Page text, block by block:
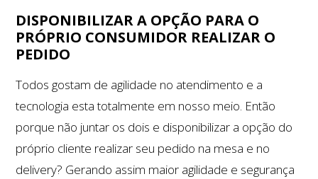
DISPONIBILIZAR A OPÇÃO PARA O
PRÓPRIO CONSUMIDOR REALIZAR O
PEDIDO
Todos gostam de agilidade no atendimento e a
tecnologia esta totalmente em nosso meio. Então
porque não juntar os dois e disponibilizar a opção do
próprio cliente realizar seu pedido na mesa e no
delivery? Gerando assim maior agilidade e segurança